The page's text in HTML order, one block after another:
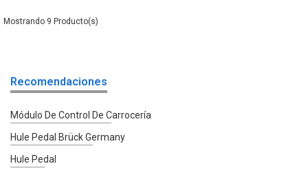
9
Recomendaciones
Módulo De Control De Carrocería
Hule Pedal Brück Germany
Hule Pedal